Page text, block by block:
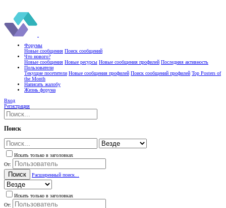
Форумы
Новые сообщения Поиск сообщений
Что нового?
Новые сообщения Новые ресурсы Новые сообщения профилей Последняя активность
Пользователи
Текущие посетители Новые сообщения профилей Поиск сообщений профилей Top Posters of
the Month
Написать жалобу
Жизнь форума
Вход
Регистрация
Поиск
Искать только в заголовках
От:
Поиск Расширенный поиск...
Искать только в заголовках
От: